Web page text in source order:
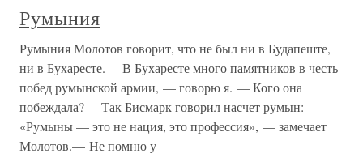
Румыния
Румыния Молотов говорит, что не был ни в Будапеште,
ни в Бухаресте.— В Бухаресте много памятников в честь
побед румынской армии, — говорю я. — Кого она
побеждала?— Так Бисмарк говорил насчет румын:
«Румыны — это не нация, это профессия», — замечает
Молотов.— Не помню у